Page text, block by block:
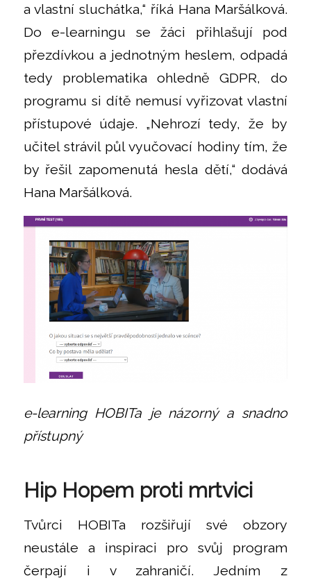
a vlastní sluchátka,“ říká Hana Maršálková.
Do e-learningu se žáci přihlašují pod
přezdívkou a jednotným heslem, odpadá
tedy problematika ohledně GDPR, do
programu si dítě nemusí vyřizovat vlastní
přístupové údaje. „Nehrozí tedy, že by
učitel strávil půl vyučovací hodiny tím, že
by řešil zapomenutá hesla dětí,“ dodává
Hana Maršálková.
e-learning HOBITa je názorný a snadno
přístupný
Hip Hopem proti mrtvici
Tvůrci HOBITa rozšiřují své obzory
neustále a inspiraci pro svůj program
čerpají i v zahraničí. Jedním z